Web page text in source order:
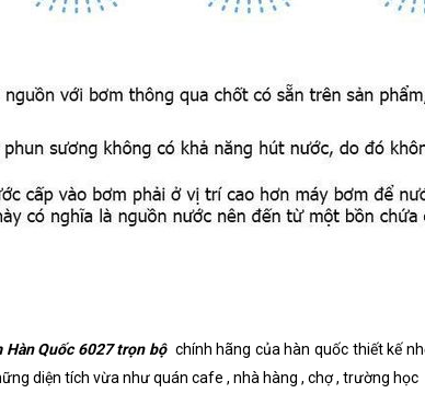
Hàn Quốc 6027 trọn bộ chính hãng của hàn quốc thiết kế
diện tích vừa như quán cafe , nhà hàng , chợ , trường học